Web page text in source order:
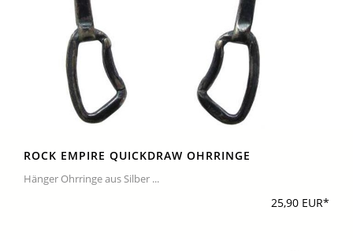
ROCK EMPIRE QUICKDRAW OHRRINGE
Hänger Ohrringe aus Silber ...
25,90 EUR*